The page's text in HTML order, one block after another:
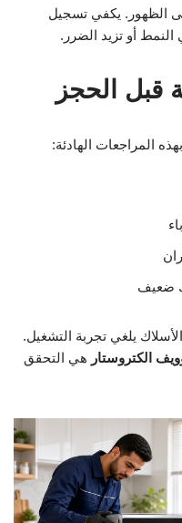
الظهور. يكفي تسجيل
أو تزيد الضرر.
قبل الحجز
المراجعات الهادئة:
ضعيف
يلغي تجربة التشغيل.
الكتروستار هي التحقق